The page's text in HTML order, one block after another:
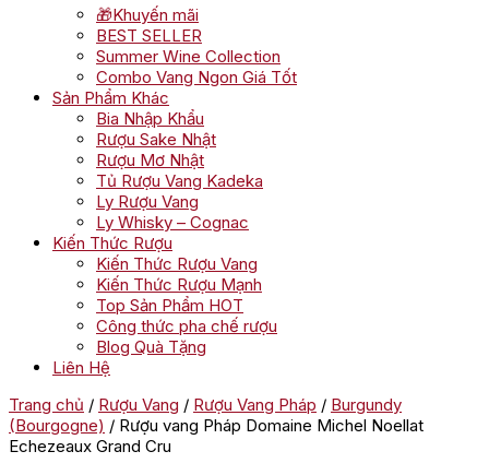
🎁Khuyến mãi
BEST SELLER
Summer Wine Collection
Combo Vang Ngon Giá Tốt
Sản Phẩm Khác
Bia Nhập Khẩu
Rượu Sake Nhật
Rượu Mơ Nhật
Tủ Rượu Vang Kadeka
Ly Rượu Vang
Ly Whisky – Cognac
Kiến Thức Rượu
Kiến Thức Rượu Vang
Kiến Thức Rượu Mạnh
Top Sản Phẩm HOT
Công thức pha chế rượu
Blog Quà Tặng
Liên Hệ
Trang chủ / Rượu Vang / Rượu Vang Pháp / Burgundy
(Bourgogne) / Rượu vang Pháp Domaine Michel Noellat
Echezeaux Grand Cru